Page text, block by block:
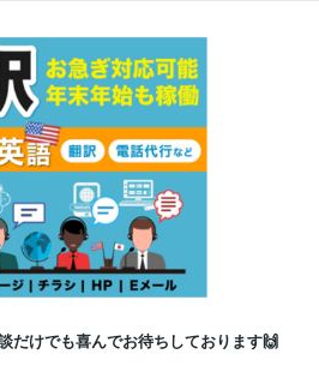
だけでも喜んでお待ちしております🙌